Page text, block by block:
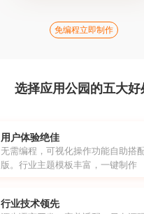
免编程立即制作
选择应用公园的五大好
用户体验绝佳
无需编程，可视化操作功能自助搭
版。行业主题模板丰富，一键制作
行业技术领先